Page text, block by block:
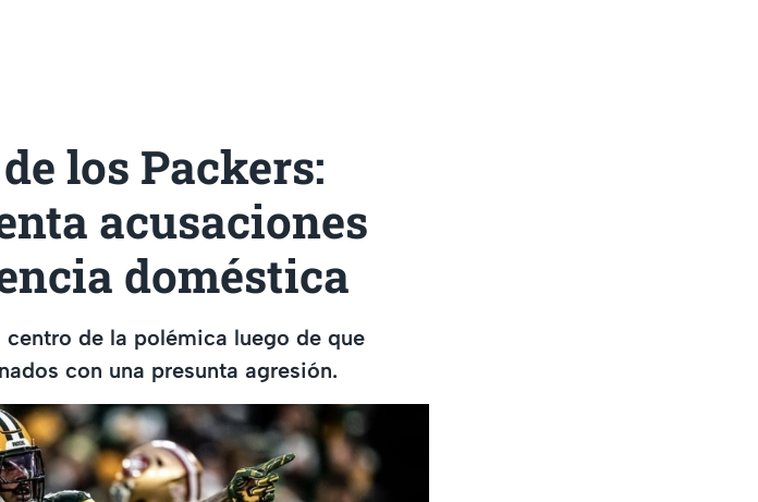
los Packers:
acusaciones
doméstica
de la polémica luego de que
con una presunta agresión.